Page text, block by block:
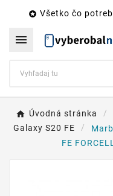
 Všetko čo

Úvodná stránka
Galaxy S20 FE
FE